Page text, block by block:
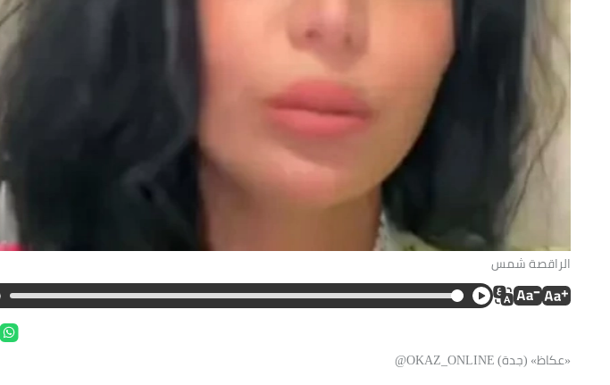
الراقصة شمس
«عكاظ» (جدة) OKAZ_ONLINE@